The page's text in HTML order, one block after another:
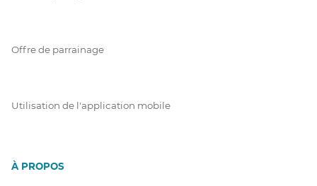
Offre de parrainage
Utilisation de l'application mobile
À PROPOS